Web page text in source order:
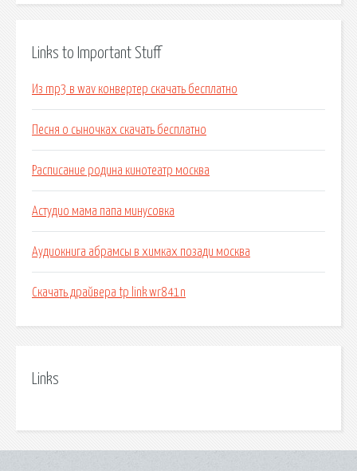
Links to Important Stuff
Из mp3 в wav конвертер скачать бесплатно
Песня о сыночках скачать бесплатно
Расписание родина кинотеатр москва
Астудио мама папа минусовка
Аудиокнига абрамсы в химках позади москва
Скачать драйвера tp link wr841n
Links